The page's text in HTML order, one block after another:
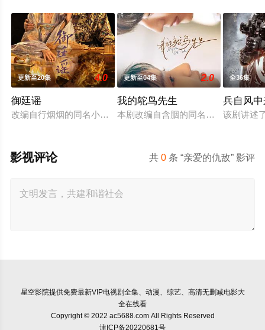
更新至20集 4.0
御廷谣
改编自行烟烟的同名小说。孟廷辉，大平王朝有史以来个以女
更新至04集 2.0
我的鸵鸟先生
本剧改编自含胭的同名小说，讲述了
全36集
兵自风
该剧讲述
共0 条 “亲爱的仇敌” 影评
影视评论
星空影院提供免费最新VIP电视剧全集、动漫、综艺、高清无删减电影大
全在线看
Copyright © 2022 ac5688.com All Rights Reserved
津ICP备20220681号